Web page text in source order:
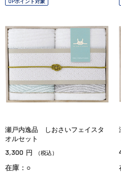
瀬戸内逸品 しおさいフェイスタ
オルセット
3,300 円 （税込）
在庫：○